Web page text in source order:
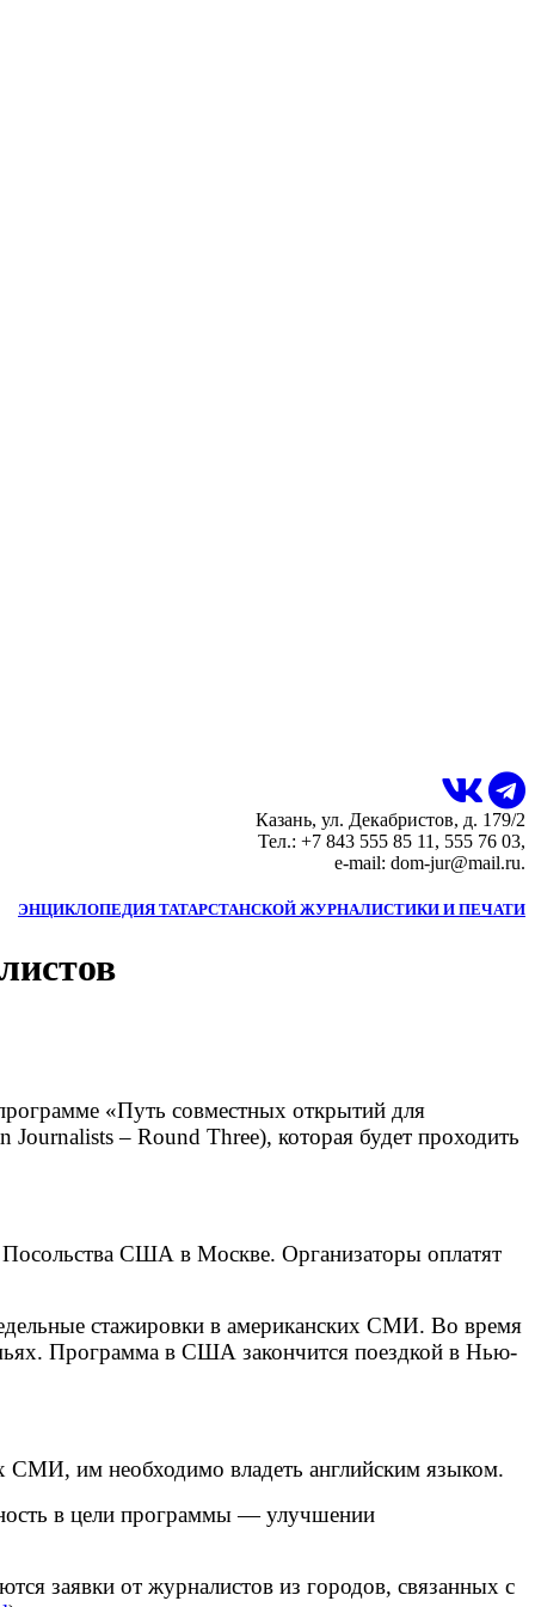
Казань, ул. Декабристов, д. 179/2
Тел.: +7 843 555 85 11, 555 76 03,
e-mail: dom-jur@mail.ru.
ЭНЦИКЛОПЕДИЯ ТАТАРСТАНСКОЙ ЖУРНАЛИСТИКИ И ПЕЧАТИ
«Путь совместных открытий для
– Round Three), которая будет проходить
Посольства США в Москве. Организаторы оплатят
стажировки в американских СМИ. Во время
Программа в США закончится поездкой в Нью-
СМИ, им необходимо владеть английским языком.
в цели программы — улучшении
заявки от журналистов из городов, связанных с